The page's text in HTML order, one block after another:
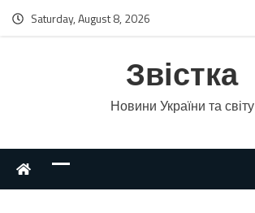
Saturday, August 8, 2026
Звістка
Новини України та світу